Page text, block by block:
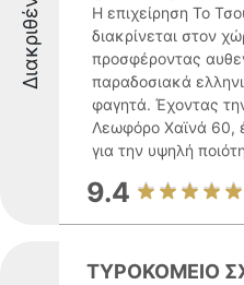
Διακριθέντες
Η επιχείρηση Το
διακρίνεται στον
προσφέροντας
παραδοσιακά
φαγητά. Έχοντας
Λεωφόρο Χαϊνά 60,
για την υψηλή
9.4
ΤΥΡΟΚΟΜΕΙΟ